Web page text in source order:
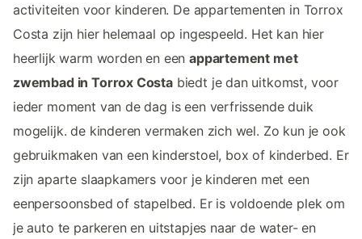
activiteiten voor kinderen. De appartementen in Torrox
Costa zijn hier helemaal op ingespeeld. Het kan hier
heerlijk warm worden en eenappartement met
zwembad in Torrox Costabiedt je dan uitkomst, voor
ieder moment van de dag is een verfrissende duik
mogelijk. de kinderen vermaken zich wel. Zo kun je ook
gebruikmaken van een kinderstoel, box of kinderbed. Er
zijn aparte slaapkamers voor je kinderen met een
eenpersoonsbed of stapelbed. Er is voldoende plek om
je auto te parkeren en uitstapjes naar de water- en